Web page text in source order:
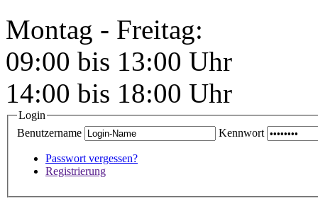
Montag - Freitag:
09:00 bis 13:00 Uhr
14:00 bis 18:00 Uhr
Login
Benutzername
Kennwort
Passwort vergessen?
Registrierung